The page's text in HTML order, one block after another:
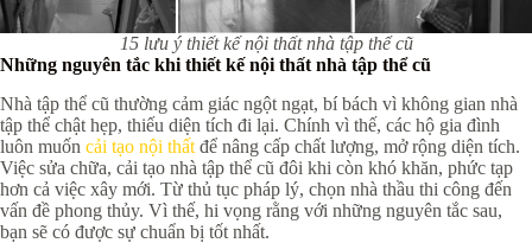
15 lưu ý thiết kế nội thất nhà tập thể cũ
Những nguyên tắc khi thiết kế nội thất nhà tập thể cũ
Nhà tập thể cũ thường cảm giác ngột ngạt, bí bách vì không gian nhà
tập thể chật hẹp, thiếu diện tích đi lại. Chính vì thế, các hộ gia đình
luôn muốn cải tạo nội thất để nâng cấp chất lượng, mở rộng diện tích.
Việc sửa chữa, cải tạo nhà tập thể cũ đôi khi còn khó khăn, phức tạp
hơn cả việc xây mới. Từ thủ tục pháp lý, chọn nhà thầu thi công đến
vấn đề phong thủy. Vì thế, hi vọng rằng với những nguyên tắc sau,
bạn sẽ có được sự chuẩn bị tốt nhất.